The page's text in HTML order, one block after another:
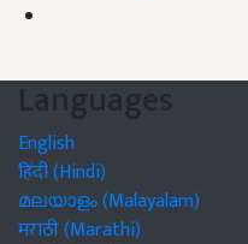
Languages
English
हिंदी (Hindi)
മലയാളം (Malayalam)
मराठी (Marathi)